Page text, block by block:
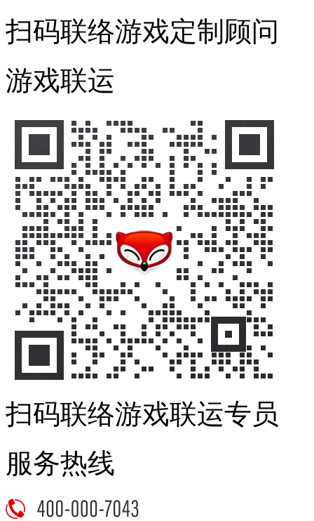
扫码联络游戏定制顾问
游戏联运
扫码联络游戏联运专员
服务热线